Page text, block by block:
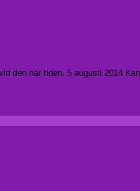
den här tiden. 5 augusti 2014